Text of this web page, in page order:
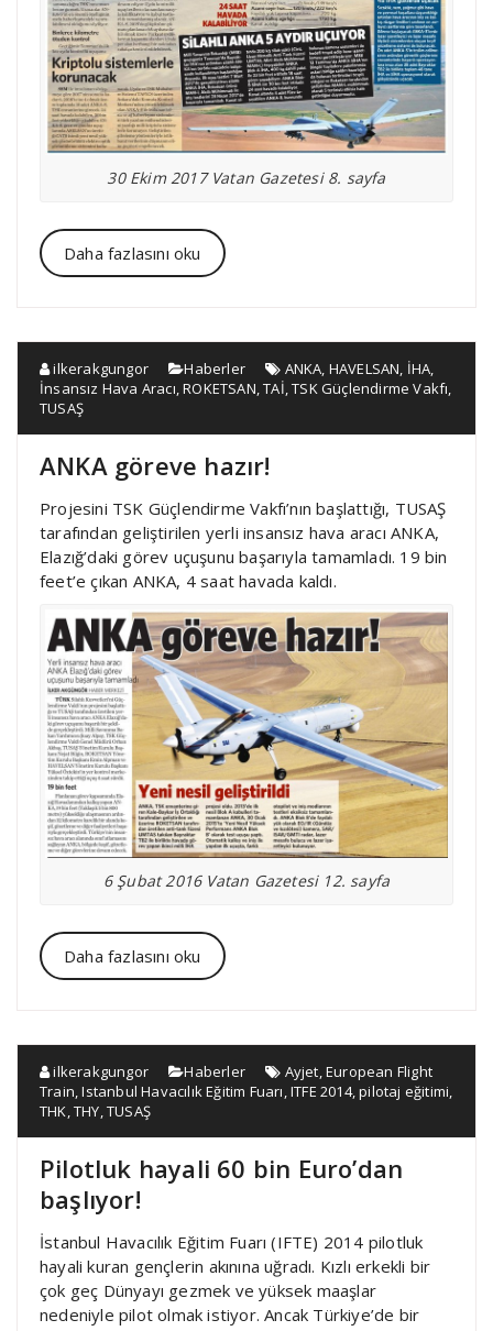
30 Ekim 2017 Vatan Gazetesi 8. sayfa
Daha fazlasını oku
ilkerakgungor Haberler ANKA, HAVELSAN, İHA,
İnsansız Hava Aracı,ROKETSAN,TAİ,TSK Güçlendirme Vakfı,
TUSAŞ
ANKA göreve hazır!
Projesini TSK Güçlendirme Vakfı’nın başlattığı, TUSAŞ
tarafından geliştirilen yerli insansız hava aracı ANKA,
Elazığ’daki görev uçuşunu başarıyla tamamladı. 19 bin
feet’e çıkan ANKA, 4 saat havada kaldı.
6 Şubat 2016 Vatan Gazetesi 12. sayfa
Daha fazlasını oku
ilkerakgungor Haberler Ayjet,European Flight
Train,Istanbul Havacılık Eğitim Fuarı,ITFE 2014,pilotaj eğitimi,
THK,THY,TUSAŞ
Pilotluk hayali 60 bin Euro’dan
başlıyor!
İstanbul Havacılık Eğitim Fuarı (IFTE) 2014 pilotluk
hayali kuran gençlerin akınına uğradı. Kızlı erkekli bir
çok geç Dünyayı gezmek ve yüksek maaşlar
nedeniyle pilot olmak istiyor. Ancak Türkiye’de bir